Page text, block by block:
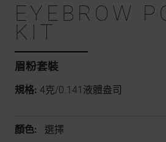
EYEBROW
KIT
眉粉套裝
規格: 4克/0.141液體盎司
顏色: 選擇